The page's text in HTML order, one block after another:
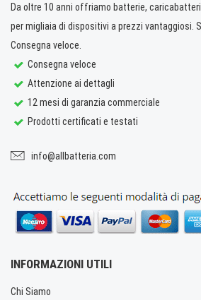
Da oltre 10 anni offriamo batterie,
per migliaia di dispositivi a prezzi vantaggiosi.
Consegna veloce.
Consegna veloce
Attenzione ai dettagli
12 mesi di garanzia commerciale
Prodotti certificati e testati
info@allbatteria.com
INFORMAZIONI UTILI
Chi Siamo